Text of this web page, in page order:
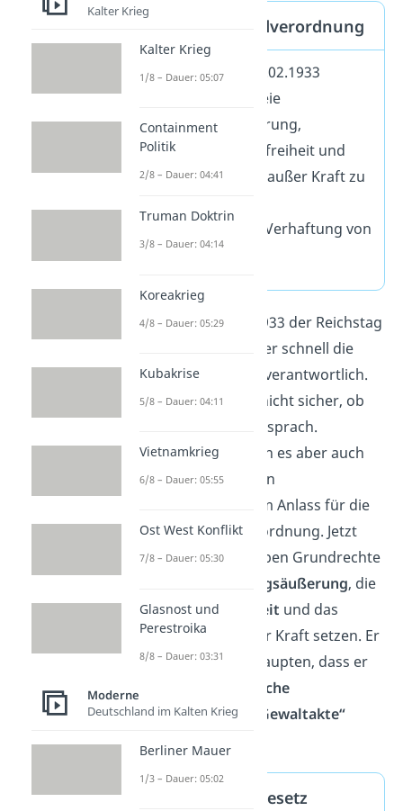
Reichstagsbrandverordnung
erlassen am 28.02.1933
Möglichkeit, freie
Meinungsäußerung,
Versammlungsfreiheit und
Postgeheimnis außer Kraft zu
ermöglicht die Verhaftung von
Als am 27. Februar 1933 der Reichstag
brannte, machte Hitler schnell die
Kommunisten dafür verantwortlich.
Bis heute weiß man nicht sicher, ob
das der Wahrheit entsprach.
Widerlegen kann man es aber auch
nicht. Hitler nahm den
zum Anlass für die
Reichstagsbrandverordnung. Jetzt
konnte er nach Belieben Grundrechte
freie Meinungsäußerung, die
Versammlungsfreiheit und das
Postgeheimnis
außer Kraft setzen. Er
brauchte nur zu behaupten, dass er
damit
„kommunistische
staatsgefährdende Gewaltakte“
bekämpfte.
Ermächtigungsgesetz
Kalter Krieg
Kalter Krieg
1/8 – Dauer: 05:07
Containment
Politik
2/8 – Dauer: 04:41
Truman Doktrin
3/8 – Dauer: 04:14
Koreakrieg
4/8 – Dauer: 05:29
Kubakrise
5/8 – Dauer: 04:11
Vietnamkrieg
6/8 – Dauer: 05:55
Ost West Konflikt
7/8 – Dauer: 05:30
Glasnost und
Perestroika
8/8 – Dauer: 03:31
Moderne
Deutschland im Kalten Krieg
Berliner Mauer
1/3 – Dauer: 05:02